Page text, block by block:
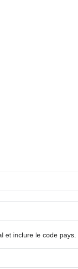
et inclure le code pays.